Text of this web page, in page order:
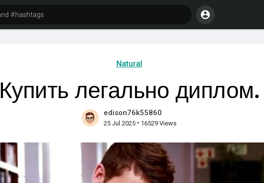
Natural
Купить легально диплом.
edison76k55860
25 Jul 2025 • 16529 Views